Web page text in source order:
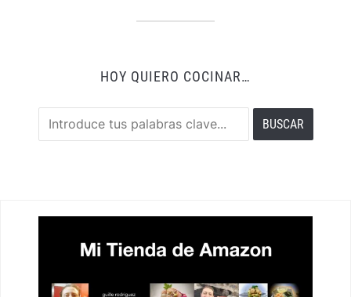
HOY QUIERO COCINAR…